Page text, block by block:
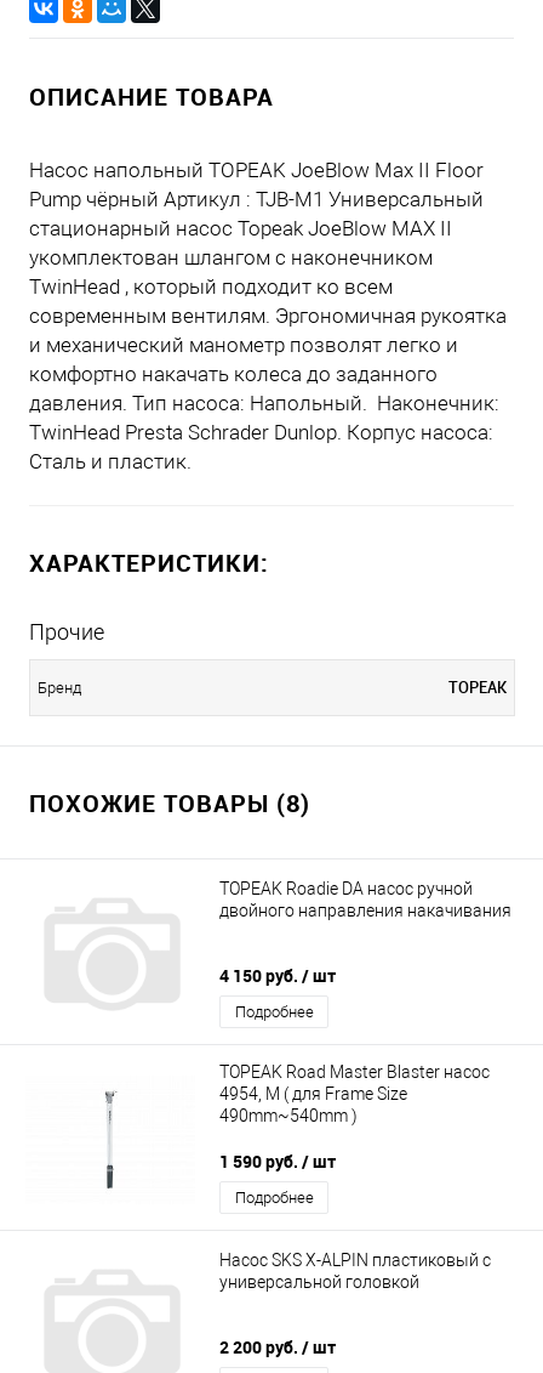
ОПИСАНИЕ ТОВАРА
Насос напольный TOPEAK JoeBlow Max II Floor
Pump чёрный Артикул : TJB-M1 Универсальный
стационарный насос Topeak JoeBlow MAX II
укомплектован шлангом с наконечником
TwinHead , который подходит ко всем
современным вентилям. Эргономичная рукоятка
и механический манометр позволят легко и
комфортно накачать колеса до заданного
давления. Тип насоса: Напольный. Наконечник:
TwinHead Presta Schrader Dunlop. Корпус насоса:
Сталь и пластик.
ХАРАКТЕРИСТИКИ:
Прочие
Бренд TOPEAK
ПОХОЖИЕ ТОВАРЫ (8)
TOPEAK Roadie DA насос ручной
двойного направления накачивания
4 150 руб. / шт
Подробнее
TOPEAK Road Master Blaster насос
4954, M ( для Frame Size
490mm~540mm )
1 590 руб. / шт
Подробнее
Насос SKS X-ALPIN пластиковый с
универсальной головкой
2 200 руб. / шт